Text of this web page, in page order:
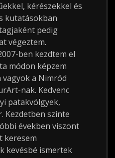
kérészekkel és
kutatásokban
pedig
végeztem.
ben kezdtem el
módon képzem
vagyok a Nimród
nak. Kedvenc
patakvölgyek,
Kezdetben szinte
években viszont
keresem
kevésbé ismertek